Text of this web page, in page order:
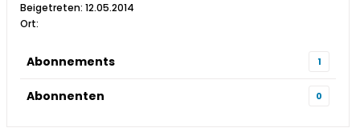
Beigetreten: 12.05.2014
Ort:
Abonnements 1
Abonnenten 0